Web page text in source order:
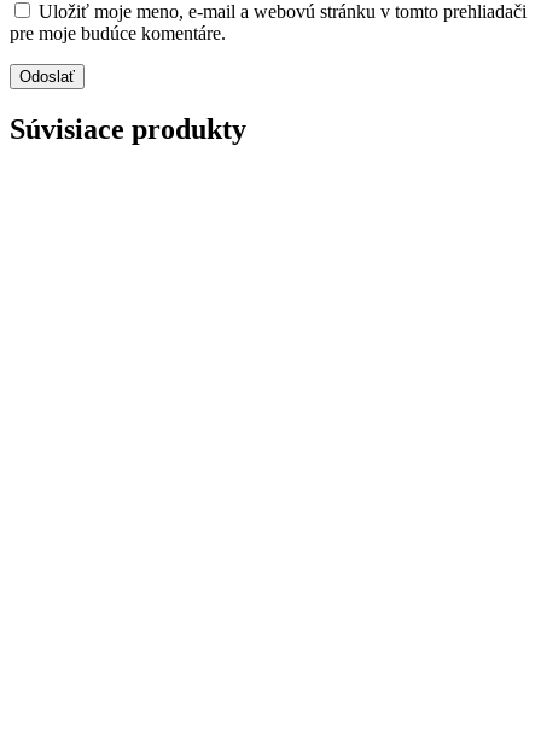
Uložiť moje meno, e-mail a webovú stránku v tomto prehliadači
pre moje budúce komentáre.
Súvisiace produkty